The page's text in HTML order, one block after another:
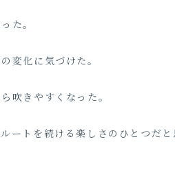
た。
変化に気づけた。
吹きやすくなった。
ートを続ける楽しさのひとつだと